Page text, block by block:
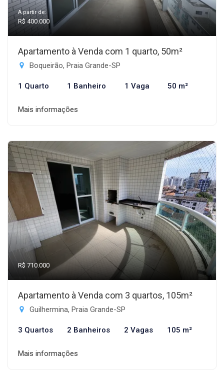
A partir de:
R$ 400.000
Apartamento à Venda com 1 quarto, 50m²
Boqueirão, Praia Grande-SP
1 Quarto 1 Banheiro 1 Vaga 50 m²
Mais informações
R$ 710.000
Apartamento à Venda com 3 quartos, 105m²
Guilhermina, Praia Grande-SP
3 Quartos 2 Banheiros 2 Vagas 105 m²
Mais informações